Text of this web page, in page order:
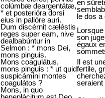
colúmbæ deargentátæ,
* et posterióra dorsi
eius in pallóre auri.
en
le dos a
Dum discérnit cæléstis
reges super eam, nive
dealbabúntur in
Selmon : * mons Dei,
mons pinguis.
son
égaux
Mons coagulátus,
mons pinguis : * ut quid
suspicámini montes
coagulátos ?
Il est
fertile,
seraient
Mons, in quo